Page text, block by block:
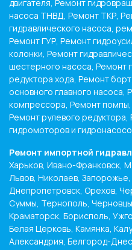
двигателя, Ремонт
насоса ТНВД, Ремонт ТКР,
гидравлического насоса,
Ремонт ГУР, Ремонт
колонки, Ремонт
шестерного насоса, Ремонт
редуктора хода, Ремонт
основного главного насоса,
компрессора, Ремонт
Ремонт рулевого
гидромоторов и
Ремонт импортной
Харьков, Ивано-Франковск,
Львов, Николаев,
Днепропетровск, Орехов,
Суммы, Тернополь,
Краматорск, Борисполь,
Белая Церковь, Камянка,
Александрия, Белгород-